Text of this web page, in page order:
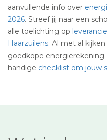
aanvullende info over
2026. Streef jij naar een
alle toelichting op
Haarzuilens. Al met al
goedkope
handige checklist om jouw